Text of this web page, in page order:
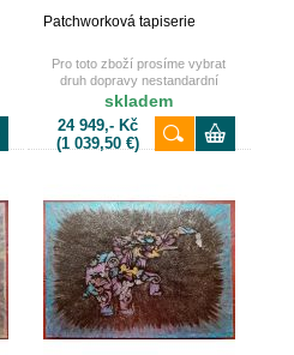
Patchworková tapiserie
Pro toto zboží prosíme vybrat
druh dopravy nestandardní
zásilka nebo osobní odběr.
Děkujeme.
skladem
24 949,- Kč
(1 039,50 €)